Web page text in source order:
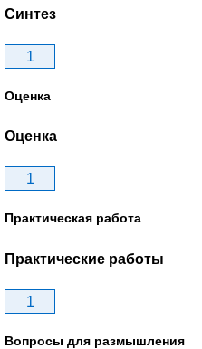
Синтез
1
Оценка
Оценка
1
Практическая работа
Практические работы
1
Вопросы для размышления